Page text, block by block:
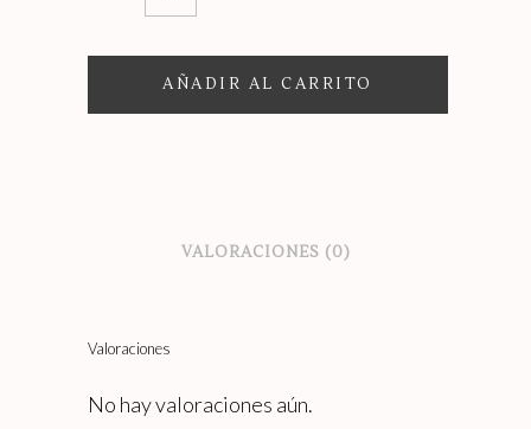
ESCALA
AÑADIR AL CARRITO
VALORACIONES (0)
Valoraciones
No hay valoraciones aún.